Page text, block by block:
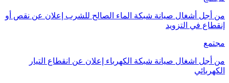
من أجل أشغال صيانة شبكة الماء الصالح للشرب إعلان عن نقص أو
إنقطاع في التزويد
مجتمع
من أجل اشغال صيانة شبكة الكهرباء إعلان عن انقطاع التيار
الكهربائي